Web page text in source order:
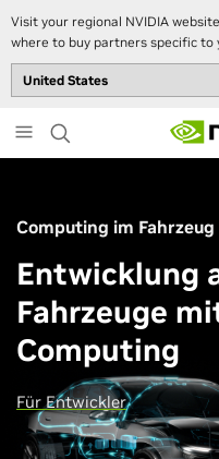
Visit your regional NVIDIA
where to buy partners specific to
to
main
Computing im Fahrzeug
Entwicklung
Fahrzeuge
Computing
Für Entwickler